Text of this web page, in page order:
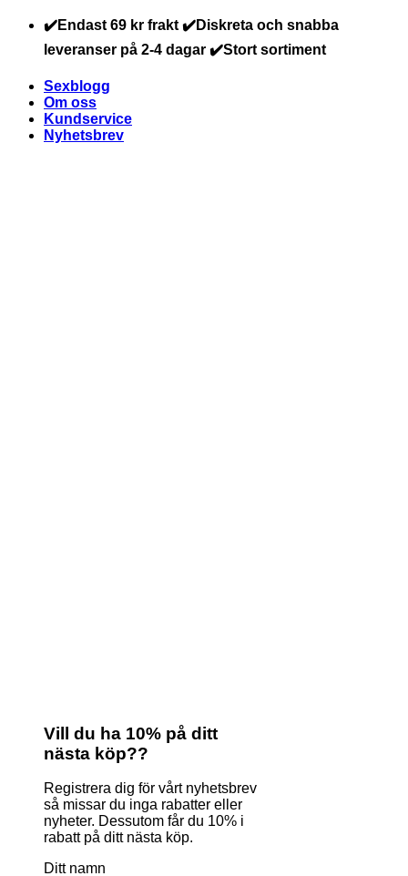
Skip
content
✔️Endast 69 kr frakt ✔️Diskreta och snabba
leveranser på 2-4 dagar ✔️Stort sortiment
Sexblogg
Om oss
Kundservice
Nyhetsbrev
Vill du ha 10% på ditt
nästa köp??
Registrera dig för vårt nyhetsbrev
så missar du inga rabatter eller
nyheter. Dessutom får du 10% i
rabatt på ditt nästa köp.
Ditt namn